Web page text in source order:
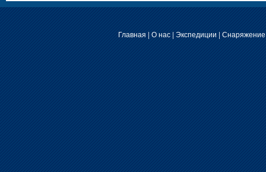
Главная | О нас| Экспедиции | Снаряжение